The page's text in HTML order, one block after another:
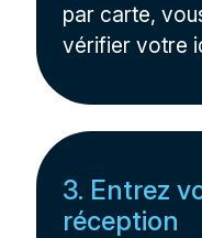
par carte,
vérifier votre
3. Entrez
réception